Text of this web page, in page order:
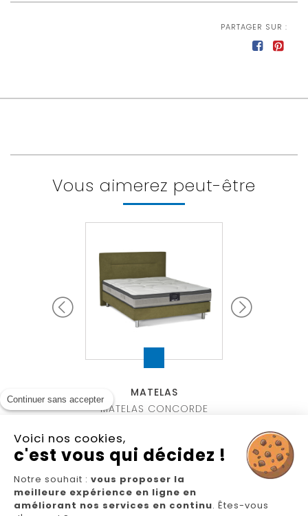
PARTAGER SUR :
Vous aimerez peut-être
LOUNGE 2
MATELAS
MATELAS CONCORDE
Nous suivre
Continuer sans accepter
Voici nos cookies,
c'est vous qui décidez !
Notre souhait : vous proposer la
meilleure expérience en ligne en
améliorant nos services en continu. Êtes-vous